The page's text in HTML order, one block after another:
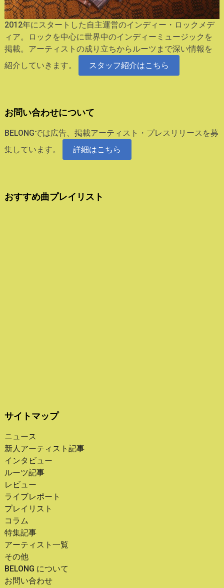
2012年にスタートした自主運営のインディー・ロックメデ
ィア。ロックを中心に世界中のインディーミュージックを
掲載。アーティストの成り立ちからルーツまで深い情報を
紹介していきます。
スタッフ紹介はこちら
お問い合わせについて
BELONGでは広告、掲載アーティスト・プレスリリースを募
集しています。
詳細はこちら
おすすめ曲プレイリスト
サイトマップ
ニュース
新人アーティスト記事
インタビュー
ルーツ記事
レビュー
ライブレポート
プレイリスト
コラム
特集記事
アーティスト一覧
その他
BELONG について
お問い合わせ